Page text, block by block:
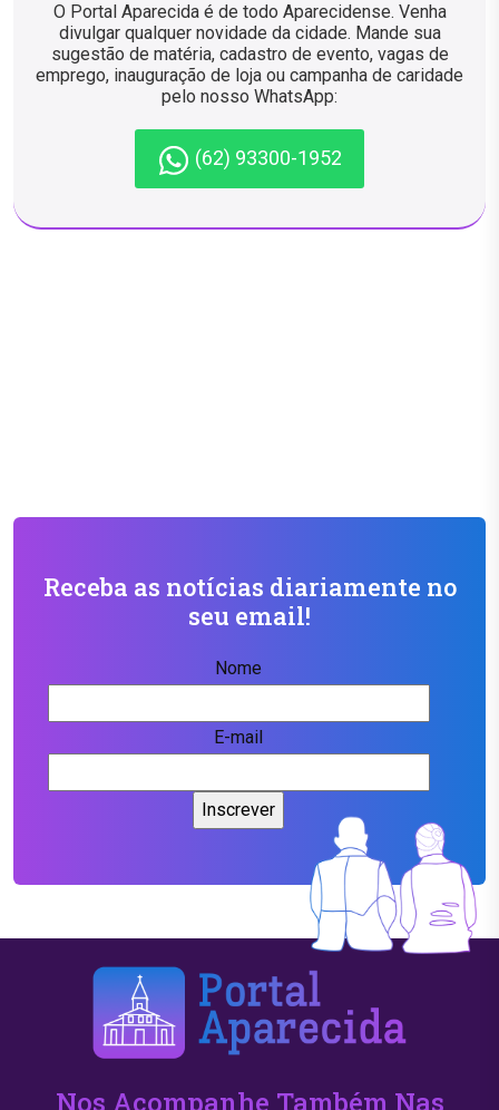
O Portal Aparecida é de todo Aparecidense. Venha
divulgar qualquer novidade da cidade. Mande sua
sugestão de matéria, cadastro de evento, vagas de
emprego, inauguração de loja ou campanha de caridade
pelo nosso WhatsApp:
(62) 93300-1952
Receba as notícias diariamente no
seu email!
Nome
E-mail
Nos Acompanhe Também Nas